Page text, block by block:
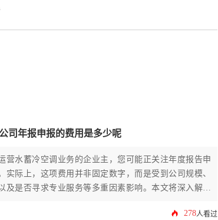
司年报申报的费用是多少呢
营水蓄冷空调业务的企业主，您可能正关注年度报告申
实际上，这项费用并非固定数字，而是受到公司规模、
及是否寻求专业服务等多重因素影响。本文将深入解析
您高效合规地完成这项重要义务，确保企业稳健运营。
278人看过